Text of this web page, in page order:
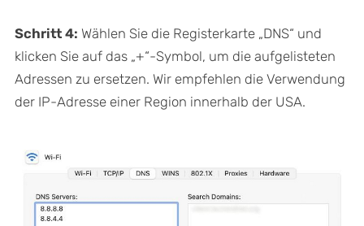
Schritt 4: Wählen Sie die Registerkarte „DNS“ und
klicken Sie auf das „+“-Symbol, um die aufgelisteten
Adressen zu ersetzen. Wir empfehlen die Verwendung
der IP-Adresse einer Region innerhalb der USA.